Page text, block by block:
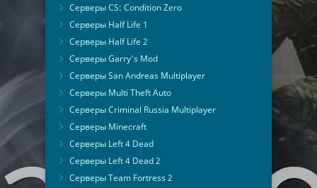
Серверы CS: Condition Zero
Серверы Half Life 1
Серверы Half Life 2
Серверы Garry's Mod
Серверы San Andreas Multiplayer
Серверы Multi Theft Auto
Серверы Criminal Russia Multiplayer
Серверы Minecraft
Серверы Left 4 Dead
Серверы Left 4 Dead 2
Серверы Team Fortress 2